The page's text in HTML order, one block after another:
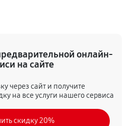
онлайн-
на сайте
через сайт и получите
на все услуги нашего сервиса
скидку 20%